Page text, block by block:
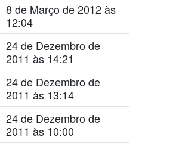
8 de Março de 2012 às
12:04
24 de Dezembro de
2011 às 14:21
24 de Dezembro de
2011 às 13:14
24 de Dezembro de
2011 às 10:00